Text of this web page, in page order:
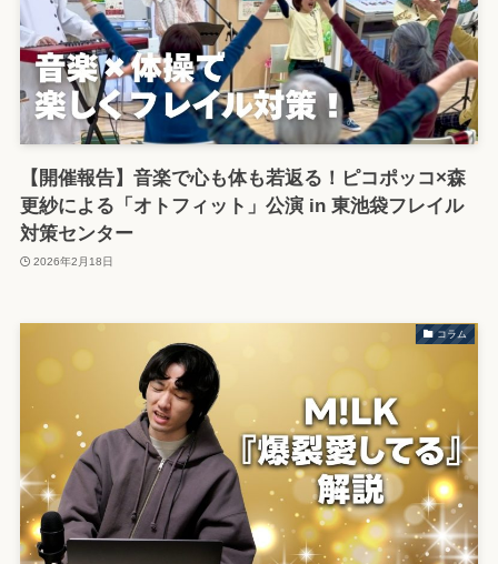
【開催報告】音楽で心も体も若返る！ピコポッコ×森
更紗による「オトフィット」公演 in 東池袋フレイル
対策センター
2026年2月18日
コラム